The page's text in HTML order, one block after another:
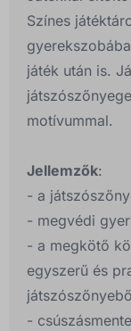
Színes
játék után is.
motívummal.
Jellemzők:
- a
- megvédi
- a megkötő
egyszerű és
-